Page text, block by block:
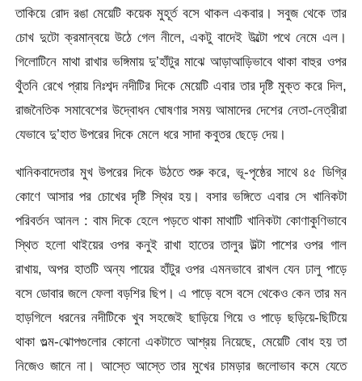
তাকিয়ে রোদ রঙা মেয়েটি কয়েক মুহূর্ত বসে থাকল একবার। সবুজ থেকে তার
চোখ দুটো ক্রমান্বয়ে উঠে গেল নীলে, একটু বাদেই উল্টো পথে নেমে এল।
গিলোটিনে মাথা রাখার ভঙ্গিমায় দু’হাঁটুর মাঝে আড়াআড়িভাবে থাকা বাহুর ওপর
থুঁতনি রেখে প্রায় নিঃশব্দ নদীটির দিকে মেয়েটি এবার তার দৃষ্টি মুক্ত করে দিল,
রাজনৈতিক সমাবেশের উদ্বোধন ঘোষণার সময় আমাদের দেশের নেতা-নেত্রীরা
যেভাবে দু’হাত উপরের দিকে মেলে ধরে সাদা কবুতর ছেড়ে দেয়।
খানিকবাদেতার মুখ উপরের দিকে উঠতে শুরু করে, ভূ-পৃষ্ঠের সাথে ৪৫ ডিগ্রি
কোণে আসার পর চোখের দৃষ্টি স্থির হয়। বসার ভঙ্গিতে এবার সে খানিকটা
পরিবর্তন আনল : বাম দিকে হেলে পড়তে থাকা মাথাটি খানিকটা কোণাকুণিভাবে
স্থিত হলো থাইয়ের ওপর কনুই রাখা হাতের তালুর উল্টা পাশের ওপর গাল
রাখায়, অপর হাতটি অন্য পায়ের হাঁটুর ওপর এমনভাবে রাখল যেন ঢালু পাড়ে
বসে ডোবার জলে ফেলা বড়শির ছিপ। এ পাড়ে বসে বসে থেকেও কেন তার মন
হাড়গিলে ধরনের নদীটিকে খুব সহজেই ছাড়িয়ে গিয়ে ও পাড়ে ছড়িয়ে-ছিটিয়ে
থাকা গুল্ম-ঝোপগুলোর কোনো একটাতে আশ্রয় নিয়েছে, মেয়েটি বোধ হয় তা
নিজেও জানে না। আস্তে আস্তে তার মুখের চামড়ার জলোভাব কমে যেতে